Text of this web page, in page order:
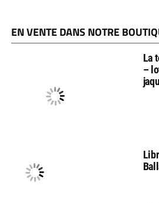
EN VENTE DANS NOTRE
La
–